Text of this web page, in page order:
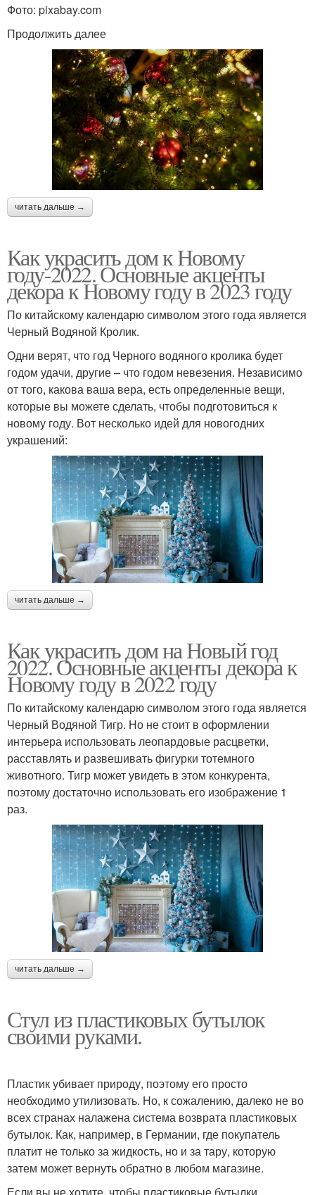
Фото: pixabay.com
Продолжить далее
читать дальше →
Как украсить дом к Новому
году-2022. Основные акценты
декора к Новому году в 2023 году
По китайскому календарю символом этого года является
Черный Водяной Кролик.
Одни верят, что год Черного водяного кролика будет
годом удачи, другие – что годом невезения. Независимо
от того, какова ваша вера, есть определенные вещи,
которые вы можете сделать, чтобы подготовиться к
новому году. Вот несколько идей для новогодних
украшений:
читать дальше →
Как украсить дом на Новый год
2022. Основные акценты декора к
Новому году в 2022 году
По китайскому календарю символом этого года является
Черный Водяной Тигр. Но не стоит в оформлении
интерьера использовать леопардовые расцветки,
расставлять и развешивать фигурки тотемного
животного. Тигр может увидеть в этом конкурента,
поэтому достаточно использовать его изображение 1
раз.
читать дальше →
Стул из пластиковых бутылок
своими руками.
Пластик убивает природу, поэтому его просто
необходимо утилизовать. Но, к сожалению, далеко не во
всех странах налажена система возврата пластиковых
бутылок. Как, например, в Германии, где покупатель
платит не только за жидкость, но и за тару, которую
затем может вернуть обратно в любом магазине.